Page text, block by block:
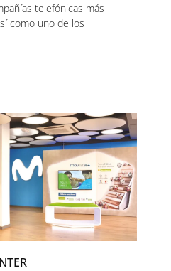
telefónicas más
como uno de los